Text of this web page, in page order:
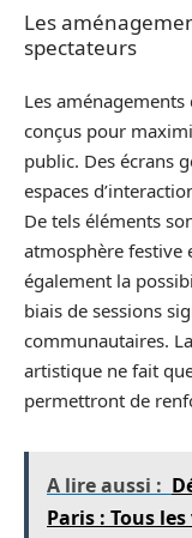
Les
spectateurs
Les
conçus pour
public. Des écrans
espaces
De tels éléments
atmosphère festive
également la
biais de sessions
communautaires.
artistique ne fait
permettront de
A lire aussi :
Paris : Tous